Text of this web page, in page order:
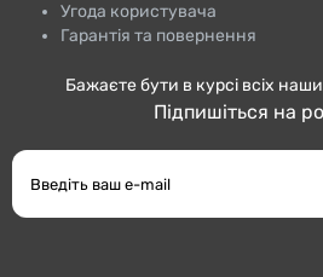
Угода користувача
Гарантія та повернення
Бажаєте бути в курсі всіх
Підпишіться на